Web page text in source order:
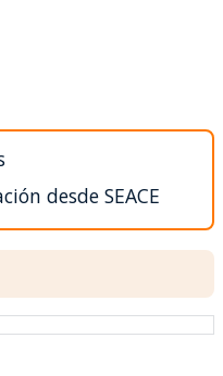
desde SEACE